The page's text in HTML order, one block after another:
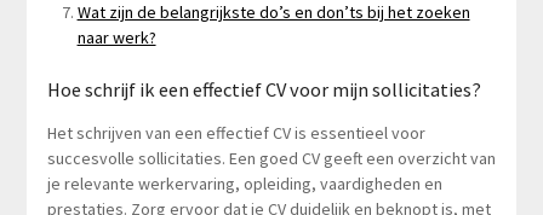
Wat zijn de belangrijkste do’s en don’ts bij het zoeken
naar werk?
Hoe schrijf ik een effectief CV voor mijn sollicitaties?
Het schrijven van een effectief CV is essentieel voor
succesvolle sollicitaties. Een goed CV geeft een overzicht van
je relevante werkervaring, opleiding, vaardigheden en
prestaties. Zorg ervoor dat je CV duidelijk en beknopt is, met